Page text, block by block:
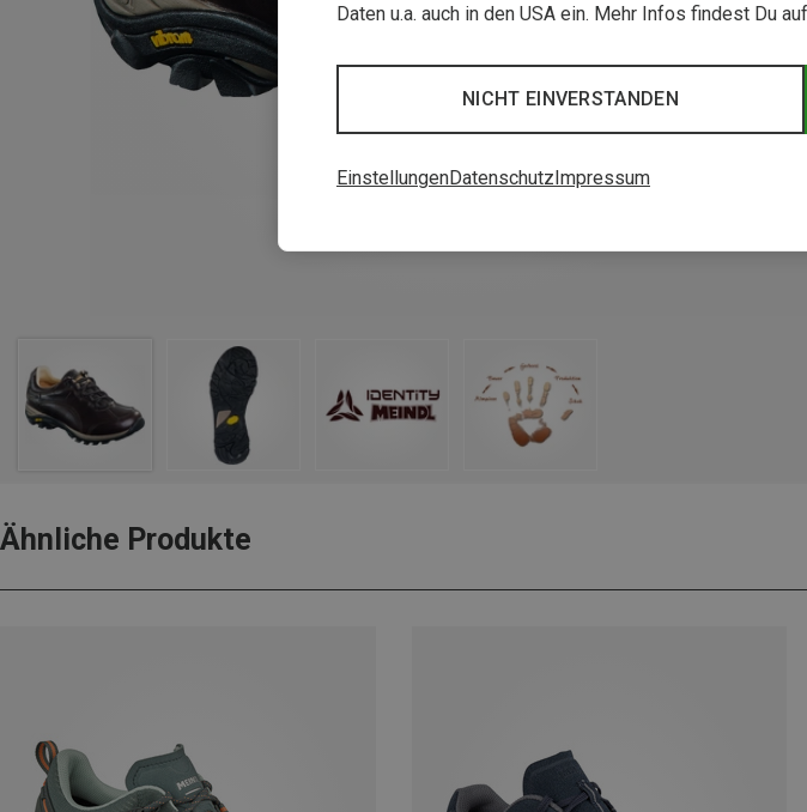
Ähnliche Produkte
Daten u.a. auch in den USA ein. Mehr Infos findest Du
NICHT EINVERSTANDEN
EinstellungenDatenschutz Impressum